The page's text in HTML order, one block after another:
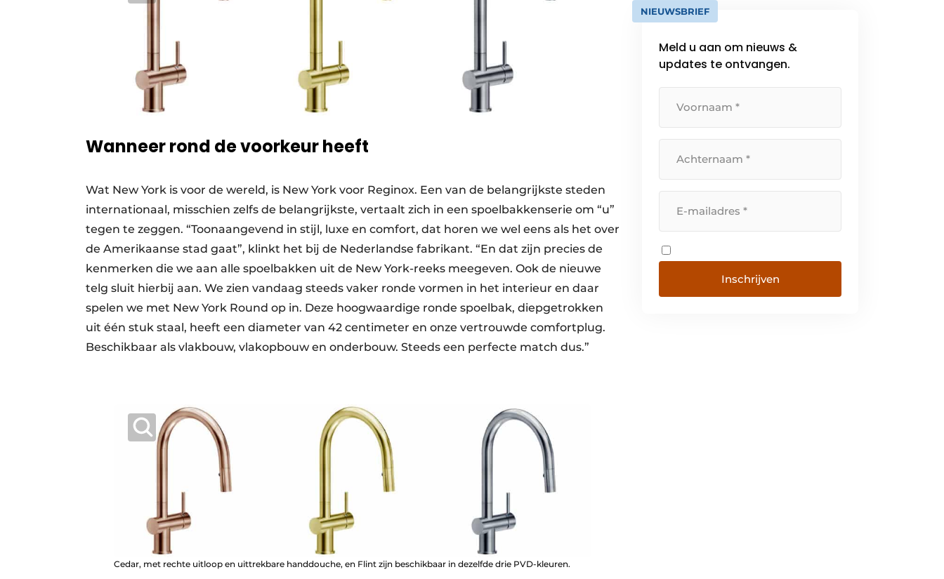
Wanneer rond de voorkeur heeft
Wat New York is voor de wereld, is New York voor Reginox. Een van de belangrijkste steden
internationaal, misschien zelfs de belangrijkste, vertaalt zich in een spoelbakkenserie om “u”
tegen te zeggen. “Toonaangevend in stijl, luxe en comfort, dat horen we wel eens als het over
de Amerikaanse stad gaat”, klinkt het bij de Nederlandse fabrikant. “En dat zijn precies de
kenmerken die we aan alle spoelbakken uit de New York-reeks meegeven. Ook de nieuwe
telg sluit hierbij aan. We zien vandaag steeds vaker ronde vormen in het interieur en daar
spelen we met New York Round op in. Deze hoogwaardige ronde spoelbak, diepgetrokken
uit één stuk staal, heeft een diameter van 42 centimeter en onze vertrouwde comfortplug.
Beschikbaar als vlakbouw, vlakopbouw en onderbouw. Steeds een perfecte match dus.”
Cedar, met rechte uitloop en uittrekbare handdouche, en Flint zijn beschikbaar in dezelfde drie PVD-kleuren.
NIEUWSBRIEF
Meld u aan om nieuws &
updates te ontvangen.
Inschrijven